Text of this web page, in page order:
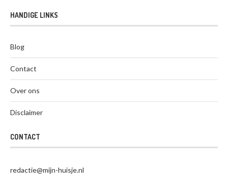
HANDIGE LINKS
Blog
Contact
Over ons
Disclaimer
CONTACT
redactie@mijn-huisje.nl